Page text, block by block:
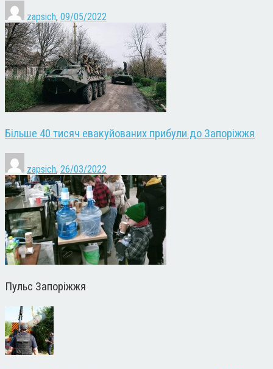
zapsich, 09/05/2022
Більше 40 тисяч евакуйованих прибули до Запоріжжя
zapsich, 26/03/2022
Пульс Запоріжжя